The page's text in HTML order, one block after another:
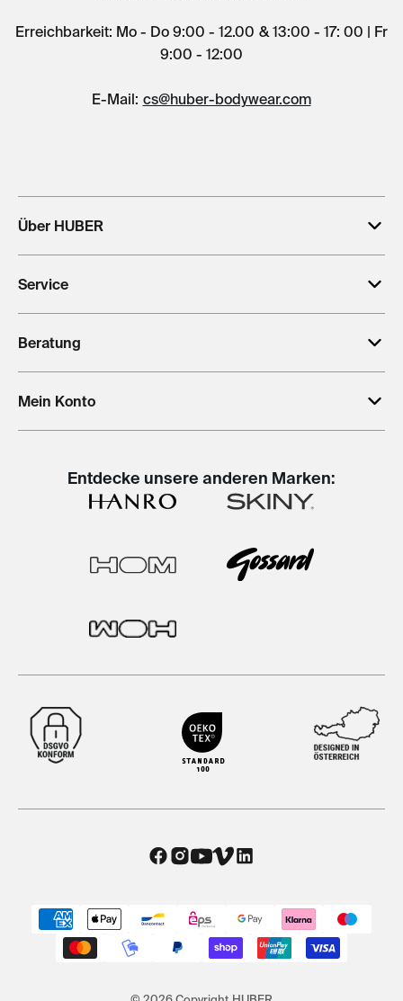
Erreichbarkeit: Mo - Do 9:00 - 12.00 & 13:00 - 17: 00 | Fr
9:00 - 12:00
E-Mail: cs@huber-bodywear.com
Über HUBER
Service
Beratung
Mein Konto
Entdecke unsere anderen Marken: